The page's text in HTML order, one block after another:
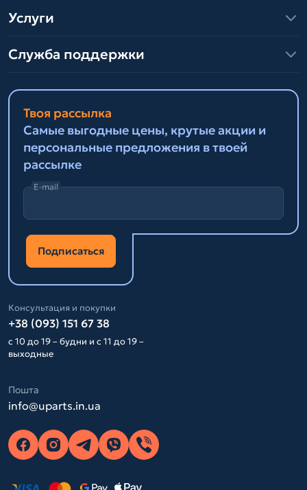
Услуги
Служба поддержки
Твоя рассылка
Самые выгодные цены, крутые акции и
персональные предложения в твоей
рассылке
E-mail
Подписаться
Консультация и покупки
+38 (093) 151 67 38
с 10 до 19 – будни и с 11 до 19 –
выходные
Пошта
info@uparts.in.ua